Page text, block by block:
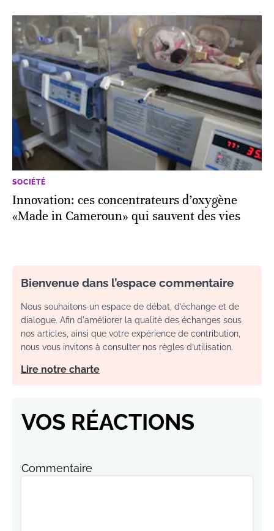
SOCIÉTÉ
Innovation: ces concentrateurs d’oxygène
«Made in Cameroun» qui sauvent des vies
Bienvenue dans l’espace commentaire
Nous souhaitons un espace de débat, d’échange et de
dialogue. Afin d'améliorer la qualité des échanges sous
nos articles, ainsi que votre expérience de contribution,
nous vous invitons à consulter nos règles d’utilisation.
Lire notre charte
VOS RÉACTIONS
Commentaire